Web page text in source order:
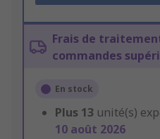
Frais de
commandes
En stock
Plus 13 unité(s)
10 août 2026